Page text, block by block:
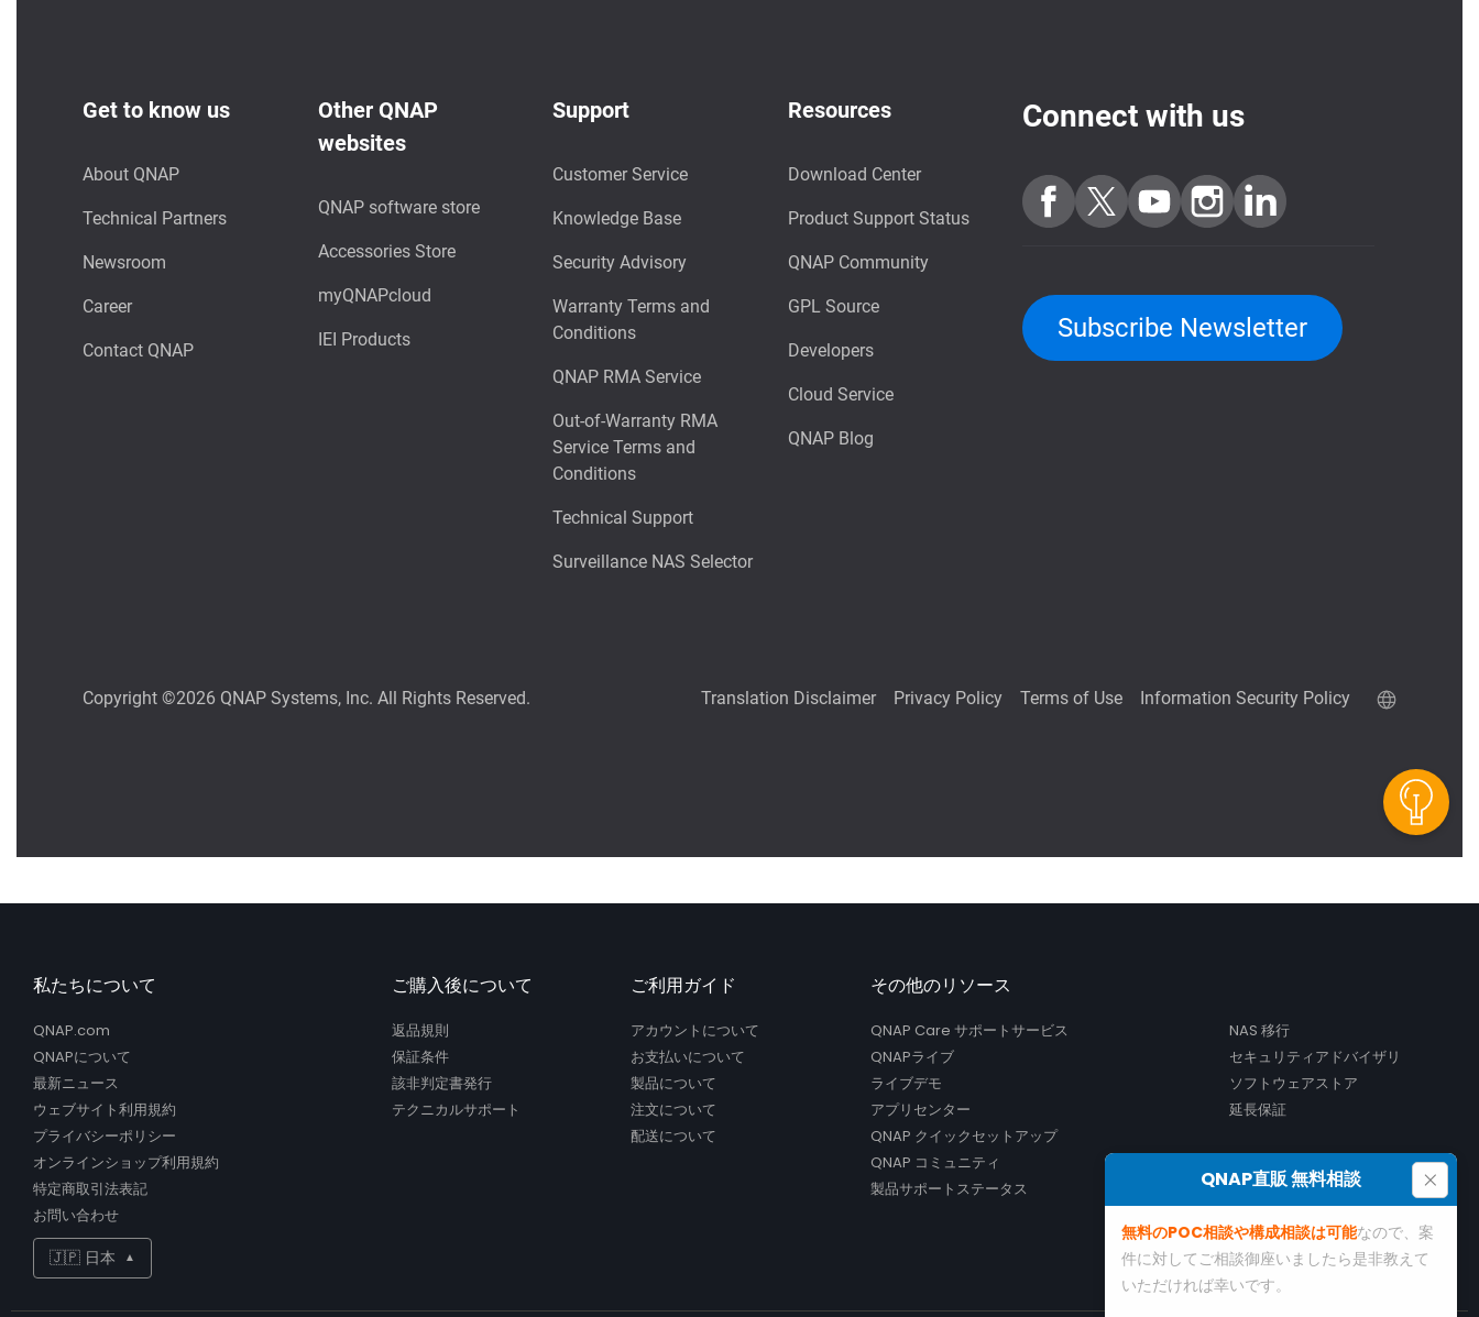
私たちについて
QNAP.com
QNAPについて
最新ニュース
ウェブサイト利用規約
プライバシーポリシー
オンラインショップ利用規約
特定商取引法表記
お問い合わせ
🇯🇵 日本 ▲
ご購入後について
返品規則
保証条件
該非判定書発行
テクニカルサポート
ご利用ガイド
アカウントについて
お支払いについて
製品について
注文について
配送について
その他のリソース
QNAP Care サポートサービス
QNAPライブ
ライブデモ
アプリセンター
QNAP クイックセットアップ
QNAP コミュニティ
製品サポートステータス
NAS 移行
セキュリティアドバイザリ
ソフトウェアストア
延長保証
QNAP直販 無料相談 ×
無料のPOC相談や構成相談は可能なので、案
件に対してご相談御座いましたら是非教えて
いただければ幸いです。